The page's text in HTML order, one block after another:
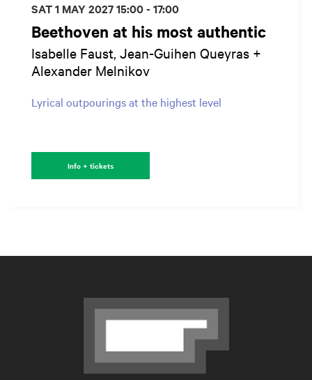
Beethoven at his most authentic
Isabelle Faust, Jean-Guihen Queyras +
Alexander Melnikov
Lyrical outpourings at the highest level
SAT 1 MAY 202715:00 - 17:00
Info + tickets